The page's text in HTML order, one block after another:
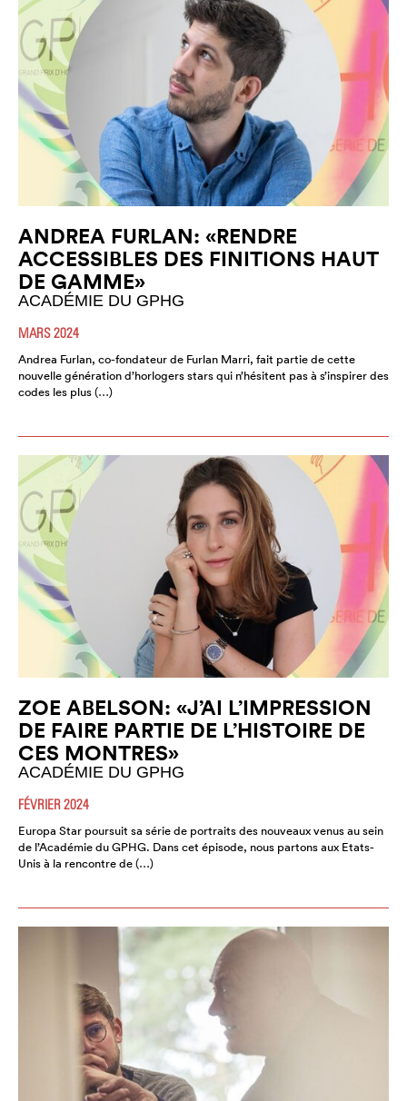
ANDREA FURLAN: «RENDRE
ACCESSIBLES DES FINITIONS HAUT
DE GAMME»
ACADÉMIE DU GPHG
MARS 2024
Andrea Furlan, co-fondateur de Furlan Marri, fait partie de cette
nouvelle génération d’horlogers stars qui n’hésitent pas à s’inspirer des
codes les plus (…)
ZOE ABELSON: «J’AI L’IMPRESSION
DE FAIRE PARTIE DE L’HISTOIRE DE
CES MONTRES»
ACADÉMIE DU GPHG
FÉVRIER 2024
Europa Star poursuit sa série de portraits des nouveaux venus au sein
de l’Académie du GPHG. Dans cet épisode, nous partons aux Etats-
Unis à la rencontre de (…)